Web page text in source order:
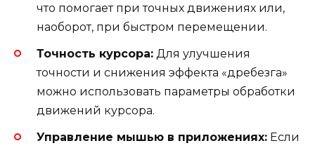
что помогает при точных движениях или,
наоборот, при быстром перемещении.
Точность курсора: Для улучшения
точности и снижения эффекта «дребезга»
можно использовать параметры обработки
движений курсора.
Управление мышью в приложениях: Если